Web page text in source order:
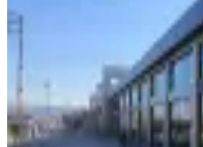
1601 m²
01.04.2026
470.000 ₺
WIN AND WIN